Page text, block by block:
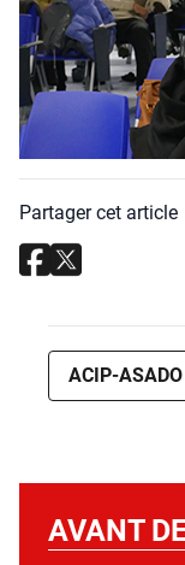
Partager cet article
ACIP-ASADO
AVANT